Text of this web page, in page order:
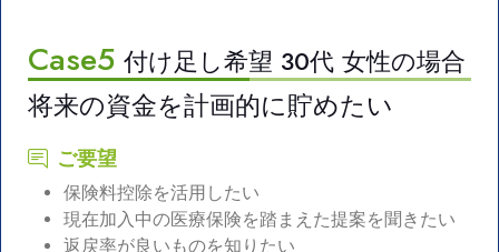
Case5 付け足し希望 30代 女性の場合
将来の資金を計画的に貯めたい
ご要望
保険料控除を活用したい
現在加入中の医療保険を踏まえた提案を聞きたい
返戻率が良いものを知りたい